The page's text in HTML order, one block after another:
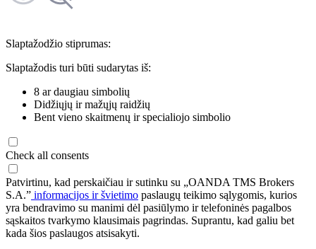
Slaptažodžio stiprumas:
Slaptažodis turi būti sudarytas iš:
8 ar daugiau simbolių
Didžiųjų ir mažųjų raidžių
Bent vieno skaitmenų ir specialiojo simbolio
Check all consents
Patvirtinu, kad perskaičiau ir sutinku su „OANDA TMS Brokers
S.A.” informacijos ir švietimo paslaugų teikimo sąlygomis, kurios
yra bendravimo su manimi dėl pasiūlymo ir telefoninės pagalbos
sąskaitos tvarkymo klausimais pagrindas. Suprantu, kad galiu bet
kada šios paslaugos atsisakyti.